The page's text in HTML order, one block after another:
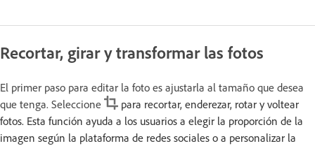
Recortar, girar y transformar las fotos
El primer paso para editar la foto es ajustarla al tamaño que desea
que tenga. Seleccione
para recortar, enderezar, rotar y voltear
fotos. Esta función ayuda a los usuarios a elegir la proporción de la
imagen según la plataforma de redes sociales o a personalizar la